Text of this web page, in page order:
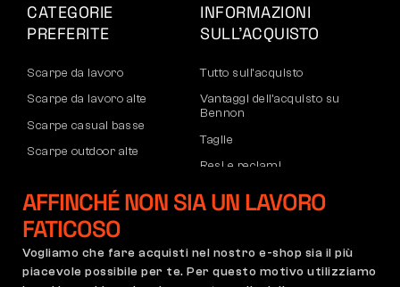
CATEGORIE
PREFERITE
Scarpe da lavoro
Scarpe da lavoro alte
Scarpe casual basse
Scarpe outdoor alte
Felpe
INFORMAZIONI
SULL’ACQUISTO
Tutto sull’acquisto
Vantaggi dell’acquisto su
Bennon
Taglie
Resi e reclami
Trasporto e pagamento
Reclami e garanzia
AFFINCHÉ NON SIA UN LAVORO
FATICOSO
Vogliamo che fare acquisti nel nostro e-shop sia il più
piacevole possibile per te. Per questo motivo utilizziamo